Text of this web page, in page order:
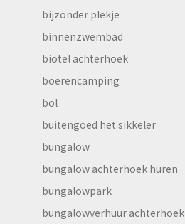
bijzonder plekje
binnenzwembad
biotel achterhoek
boerencamping
bol
buitengoed het sikkeler
bungalow
bungalow achterhoek huren
bungalowpark
bungalowverhuur achterhoek